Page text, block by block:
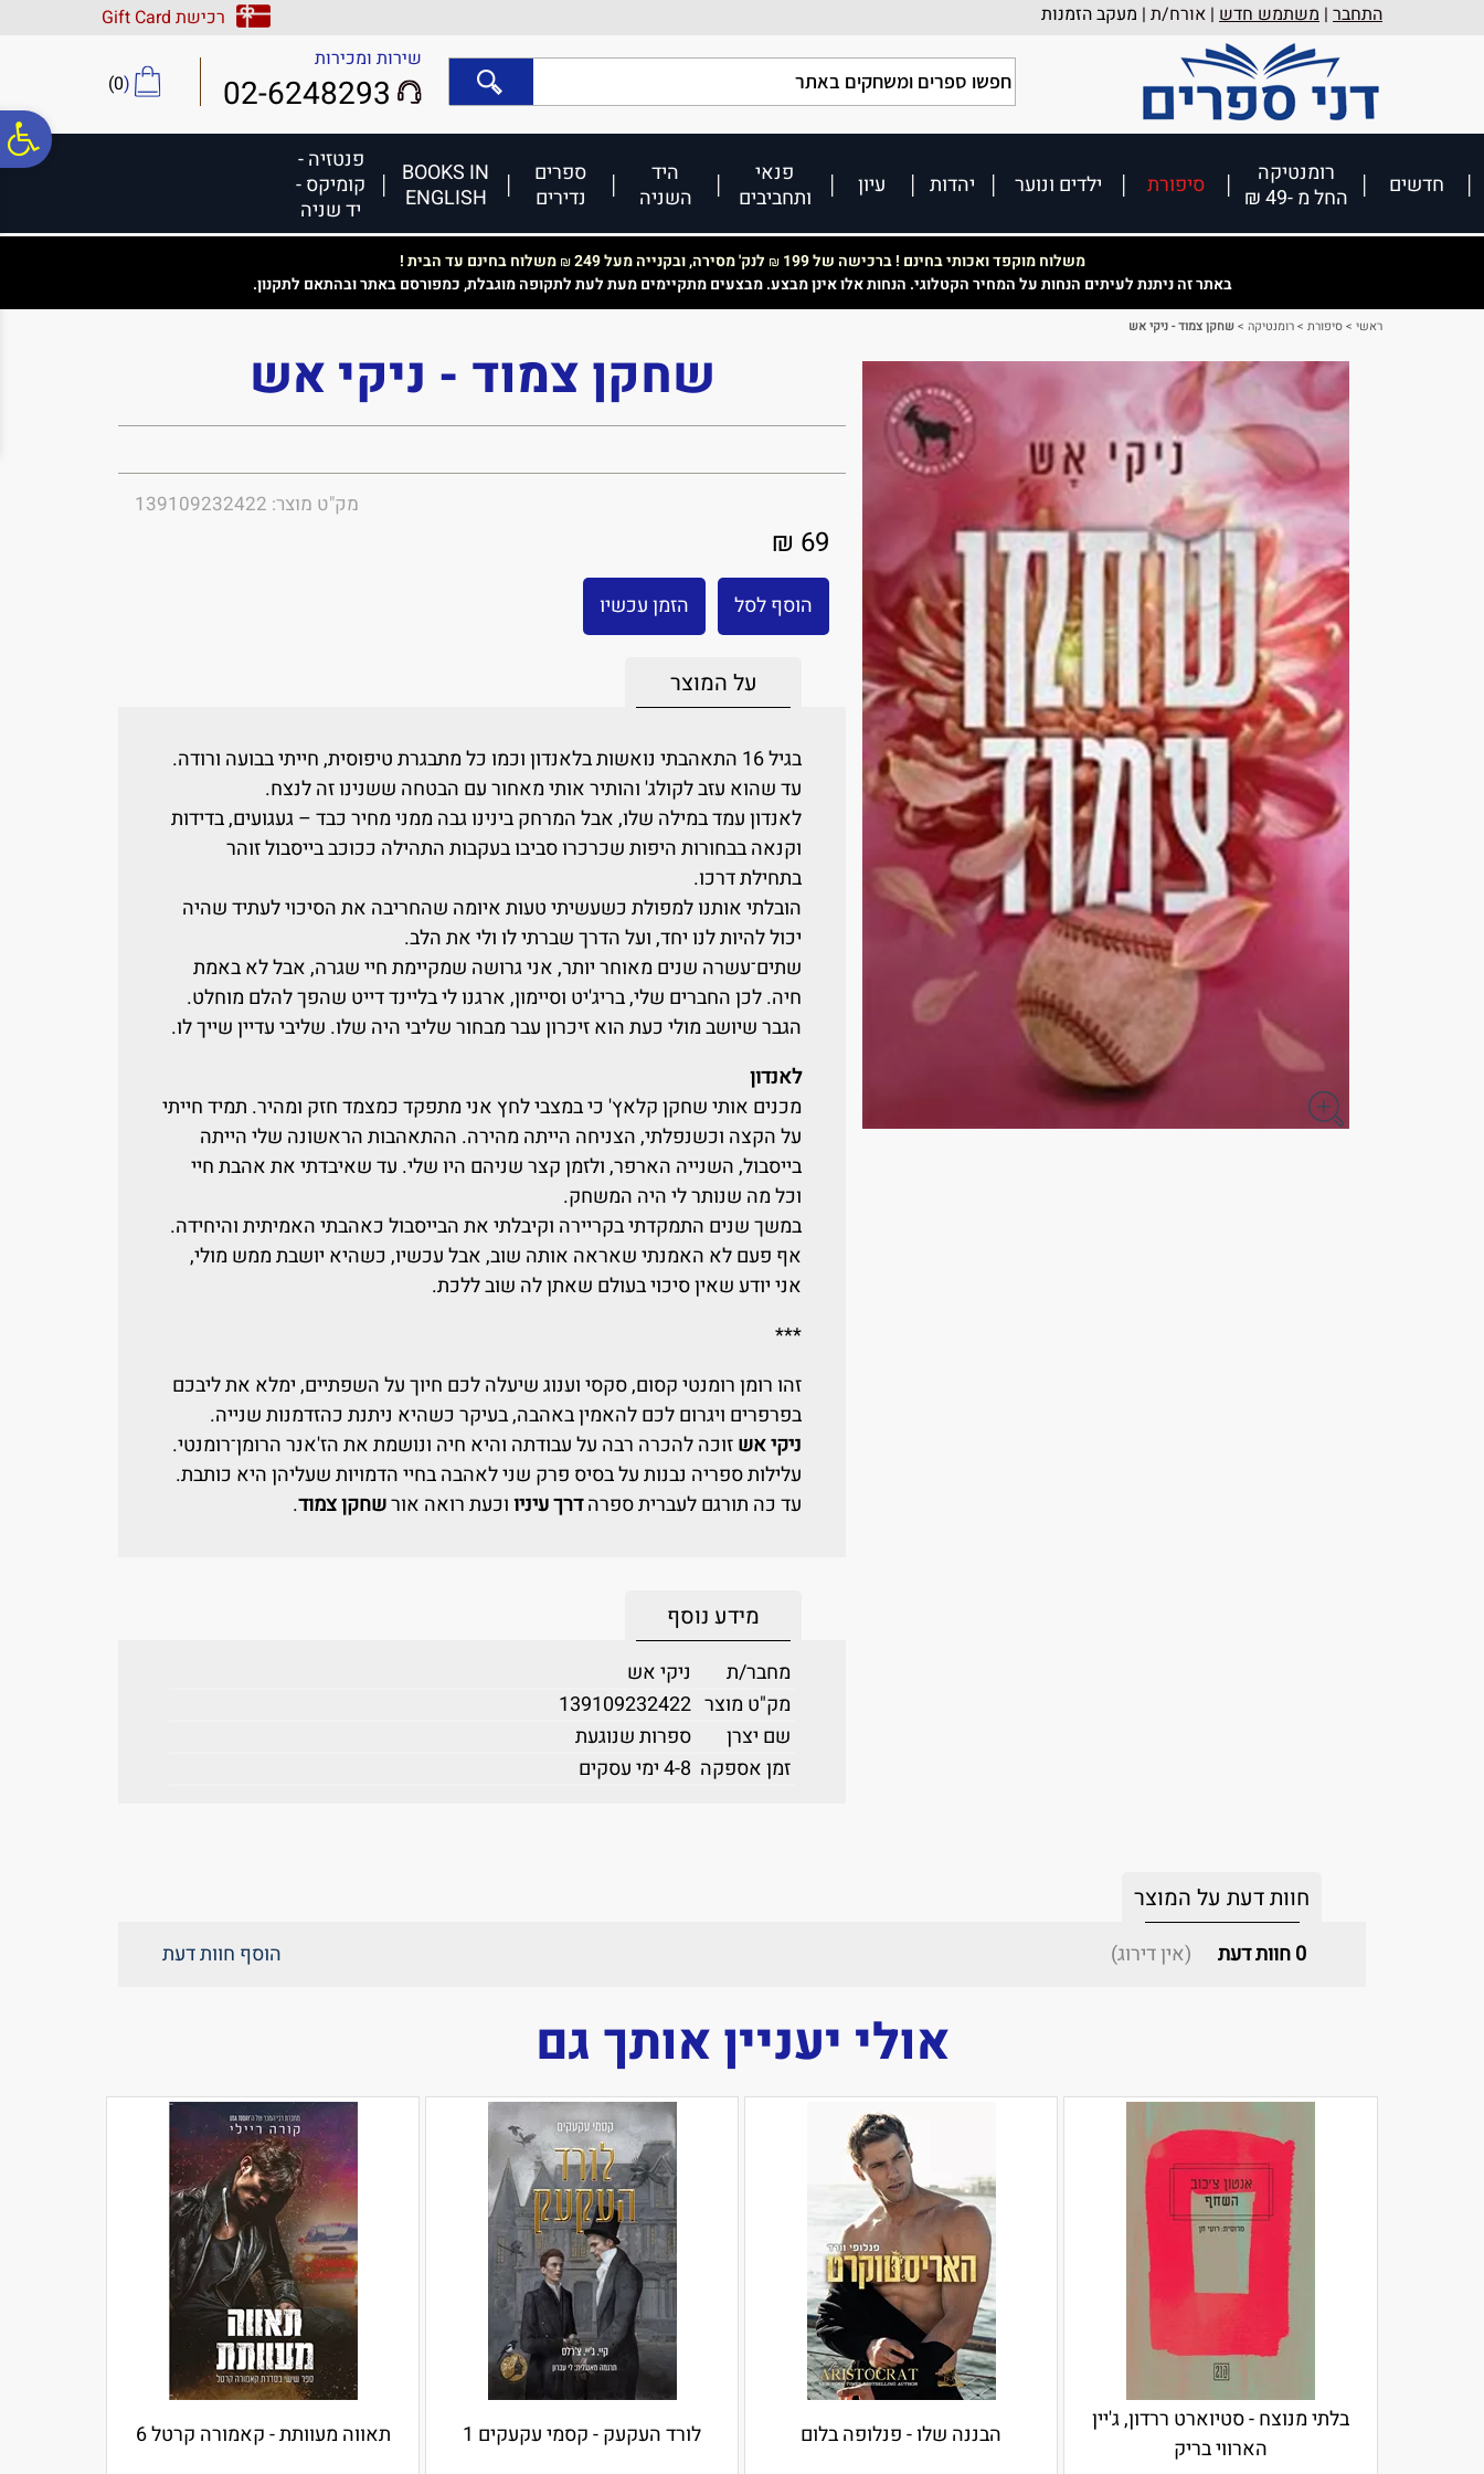
נגישות
אתר
המרכזי
התחבר | משתמש חדש | אורח/ת | מעקב הזמנות
רכישת Gift Card
שירות ומכירות
02-6248293
(
0
)
חדשים
רומנטיקה
החל מ -49 ₪
סיפורת ילדים ונוער יהדות עיון
פנאי
ותחביבים
היד
השניה
ספרים
נדירים
BOOKS IN
ENGLISH
פנטזיה -
קומיקס -
יד שניה
משלוח מוקפד ואכותי בחינם ! ברכישה של 199 ₪ לנק' מסירה, ובקנייה מעל 249 ₪משלוח בחינם עד הבית !
באתר זה ניתנת לעיתים הנחות על המחיר הקטלוגי. הנחות אלו אינן מבצע. מבצעים מתקיימים מעת לעת לתקופה מוגבלת, כמפורסם באתר ובהתאם לתקנון.
ראשי >סיפורת >רומנטיקה >שחקן צמוד - ניקי אש
שחקן צמוד - ניקי אש
מק"ט מוצר: 139109232422
69 ₪
הוסף לסל הזמן עכשיו
על המוצר
בגיל 16 התאהבתי נואשות בלאנדון וכמו כל מתבגרת טיפוסית, חייתי בבועה ורודה.
עד שהוא עזב לקולג' והותיר אותי מאחור עם הבטחה ששנינו זה לנצח.
לאנדון עמד במילה שלו, אבל המרחק בינינו גבה ממני מחיר כבד – געגועים, בדידות
וקנאה בבחורות היפות שכרכרו סביבו בעקבות התהילה ככוכב בייסבול זוהר
בתחילת דרכו.
הובלתי אותנו למפולת כשעשיתי טעות איומה שהחריבה את הסיכוי לעתיד שהיה
יכול להיות לנו יחד, ועל הדרך שברתי לו ולי את הלב.
שתים־עשרה שנים מאוחר יותר, אני גרושה שמקיימת חיי שגרה, אבל לא באמת
חיה. לכן החברים שלי, בריג'יט וסיימון, ארגנו לי בליינד דייט שהפך להלם מוחלט.
הגבר שיושב מולי כעת הוא זיכרון עבר מבחור שליבי היה שלו. שליבי עדיין שייך לו.
לאנדון
מכנים אותי שחקן קלאץ' כי במצבי לחץ אני מתפקד כמצמד חזק ומהיר. תמיד חייתי
על הקצה וכשנפלתי, הצניחה הייתה מהירה. ההתאהבות הראשונה שלי הייתה
בייסבול, השנייה הארפר, ולזמן קצר שניהם היו שלי. עד שאיבדתי את אהבת חיי
וכל מה שנותר לי היה המשחק.
במשך שנים התמקדתי בקריירה וקיבלתי את הבייסבול כאהבתי האמיתית והיחידה.
אף פעם לא האמנתי שאראה אותה שוב, אבל עכשיו, כשהיא יושבת ממש מולי,
אני יודע שאין סיכוי בעולם שאתן לה שוב ללכת.
***
זהו רומן רומנטי קסום, סקסי וענוג שיעלה לכם חיוך על השפתיים, ימלא את ליבכם
בפרפרים ויגרום לכם להאמין באהבה, בעיקר כשהיא ניתנת כהזדמנות שנייה.
ניקי אשזוכה להכרה רבה על עבודתה והיא חיה ונושמת את הז'אנר הרומן־רומנטי.
עלילות ספריה נבנות על בסיס פרק שני לאהבה בחיי הדמויות שעליהן היא כותבת.
עד כה תורגם לעברית ספרהדרך עיניווכעת רואה אורשחקן צמוד.
מידע נוסף
מחבר/ת
ניקי אש
מק"ט מוצר 139109232422
שם יצרן
ספרות שנוגעת
זמן אספקה 4-8 ימי עסקים
חוות דעת על המוצר
0חוות דעת (אין דירוג) הוסף חוות דעת
אולי יעניין אותך גם
בלתי מנוצח - סטיוארט ררדון, ג'יין
הארווי בריק
הבננה שלו - פנלופה בלום לורד העקעק - קסמי עקעקים 1 תאווה מעוותת - קאמורה קרטל 6